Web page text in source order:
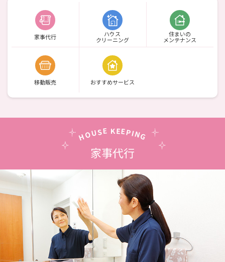
家事代行 ハウス
クリーニング
住まいの
メンテナンス
移動販売 おすすめサービス
HOUSE KEEPING
家事代行